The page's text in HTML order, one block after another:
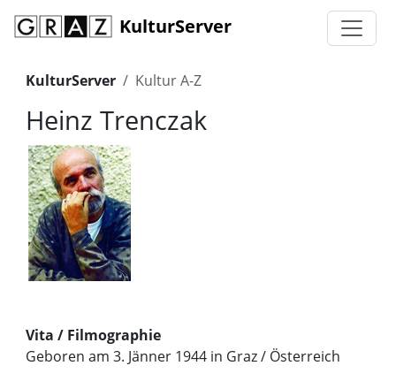
KulturServer
KulturServer Kultur A-Z
Heinz Trenczak
Vita / Filmographie
Geboren am 3. Jänner 1944 in Graz / Österreich